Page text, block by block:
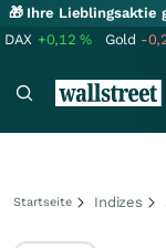
🎁 Ihre Lieblingsaktie
DAX +0,12% Gold -
Startseite Indizes